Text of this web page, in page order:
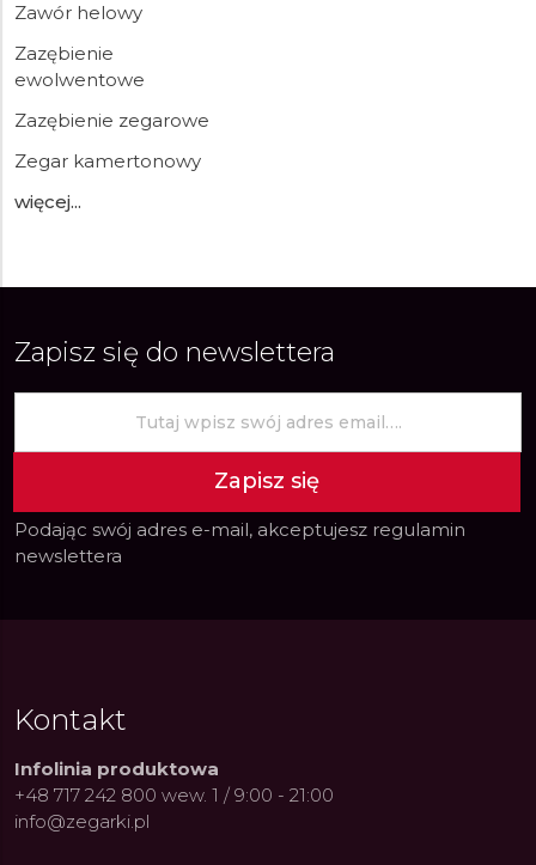
Zawór helowy
Zazębienie
ewolwentowe
Zazębienie zegarowe
Zegar kamertonowy
więcej...
Zapisz się do newslettera
Zapisz się
Podając swój adres e-mail, akceptujesz regulamin
newslettera
Kontakt
Infolinia produktowa
+48 717 242 800 wew. 1 / 9:00 - 21:00
info@zegarki.pl